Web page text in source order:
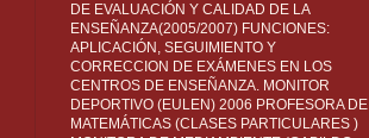
DE EVALUACIÓN Y CALIDAD DE LA
ENSEÑANZA(2005/2007) FUNCIONES:
APLICACIÓN, SEGUIMIENTO Y
CORRECCION DE EXÁMENES EN LOS
CENTROS DE ENSEÑANZA. MONITOR
DEPORTIVO (EULEN) 2006 PROFESORA DE
MATEMÁTICAS (CLASES PARTICULARES )